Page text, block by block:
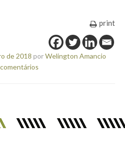
print
de 2018 porWelington Amancio